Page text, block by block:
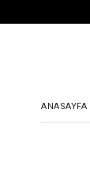
ANASAYFA